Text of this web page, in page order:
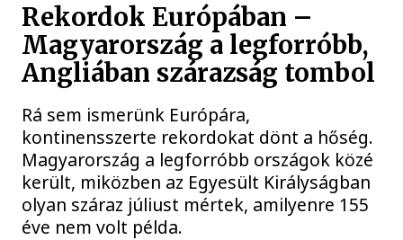
Rekordok Európában –
Magyarország a legforróbb,
Angliában szárazság tombol
Rá sem ismerünk Európára,
kontinensszerte rekordokat dönt a hőség.
Magyarország a legforróbb országok közé
került, miközben az Egyesült Királyságban
olyan száraz júliust mértek, amilyenre 155
éve nem volt példa.